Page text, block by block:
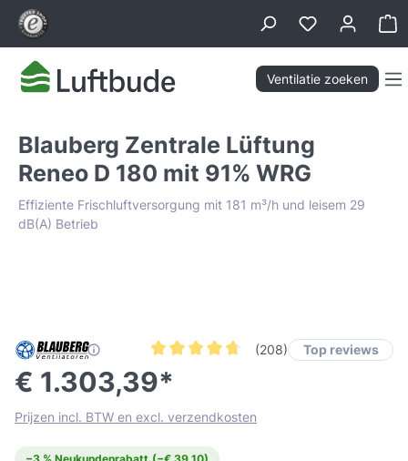
Ventilatie zoeken
Blauberg Zentrale Lüftung
Reneo D 180 mit 91% WRG
Effiziente Frischluftversorgung mit 181 m³/h und leisem 29
dB(A) Betrieb
Lowest Price Guarantee Gemiddelde waardering van 4.6 van 5
(208) Top reviews
€ 1.303,39*
Prijzen incl. BTW en excl. verzendkosten